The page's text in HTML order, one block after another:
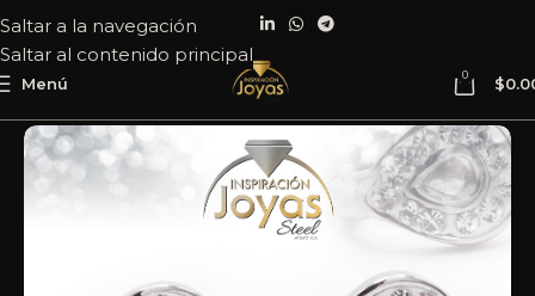
Saltar a la navegación
Saltar al contenido principal
Menú 0 $